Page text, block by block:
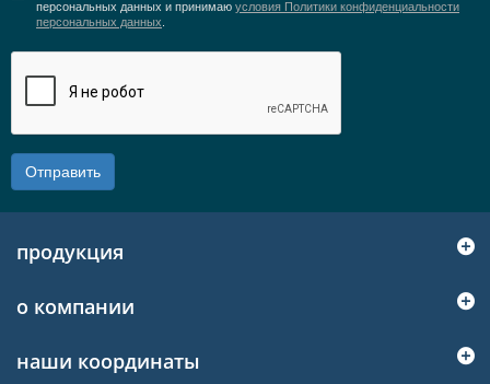
персональных данных и принимаю условия Политики конфиденциальности
персональных данных
Отправить
продукция
о компании
наши координаты